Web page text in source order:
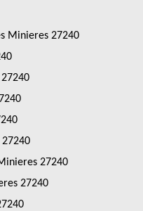
Minieres 27240
27240
27240